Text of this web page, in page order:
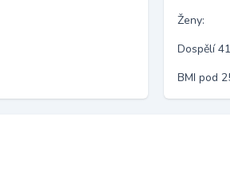
Ženy:
Dospělí
BMI pod